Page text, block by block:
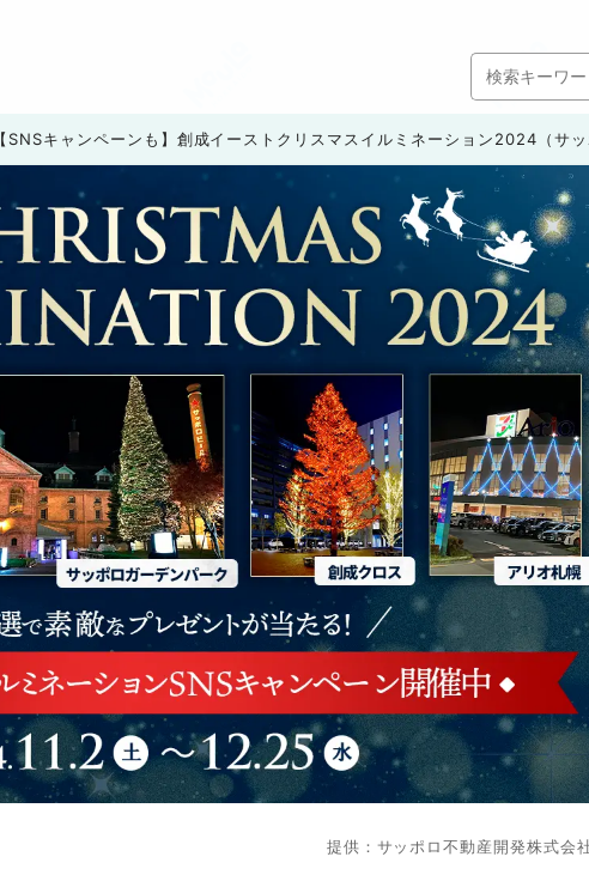
【SNSキャンペーンも】創成イーストクリスマスイルミネーション2024（サ
提供：サッポロ不動産開発株式会